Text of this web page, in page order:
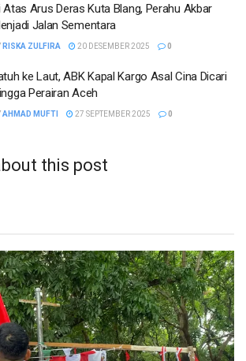
Atas Arus Deras Kuta Blang, Perahu Akbar
Jalan Sementara
RISKA ZULFIRA 20 DESEMBER 2025 0
ke Laut, ABK Kapal Kargo Asal Cina Dicari
Perairan Aceh
AHMAD MUFTI 27 SEPTEMBER 2025 0
this post